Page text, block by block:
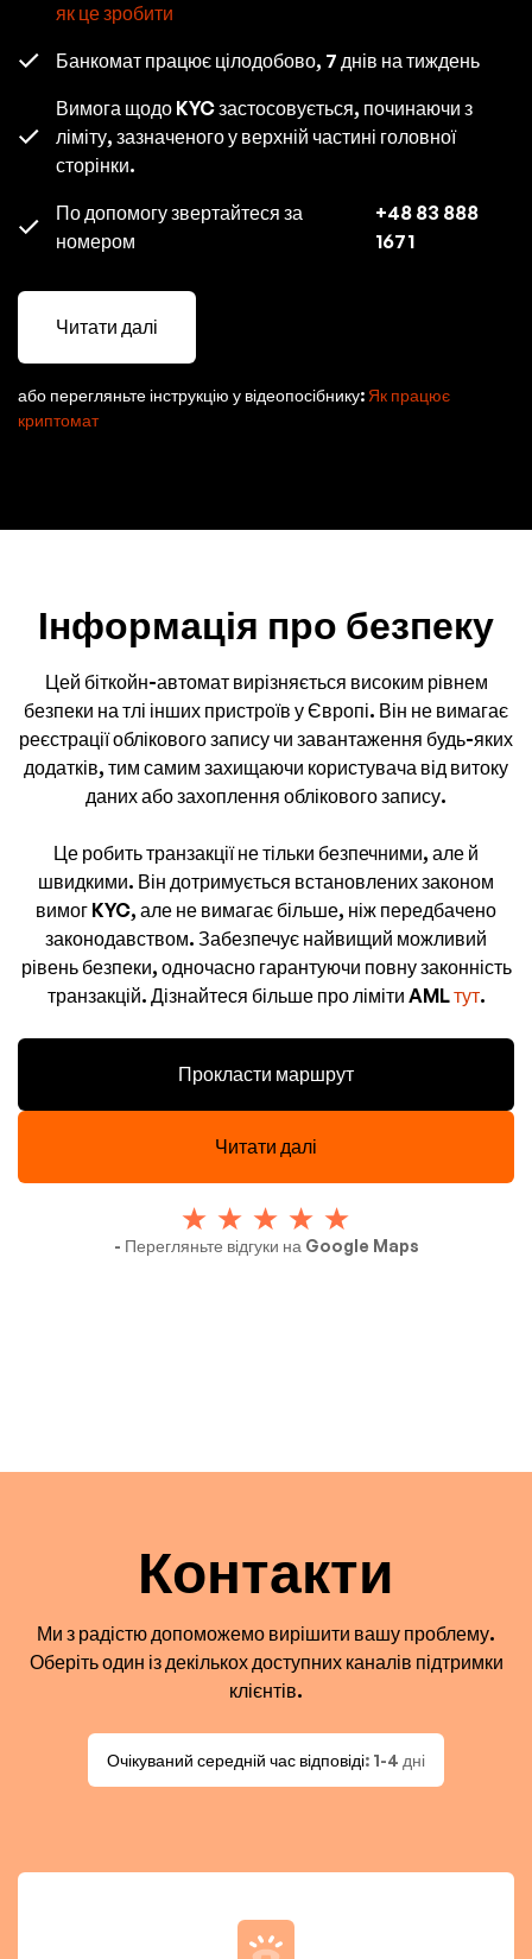
як це зробити
Банкомат працює цілодобово, 7 днів на тиждень
Вимога щодо KYC застосовується, починаючи з
ліміту, зазначеного у верхній частині головної
сторінки.
По допомогу звертайтеся за
номером
+48 83 888
1671
Читати далі
або перегляньте інструкцію у відеопосібнику: Як працює
криптомат
Інформація про безпеку
Цей біткойн-автомат вирізняється високим рівнем
безпеки на тлі інших пристроїв у Європі. Він не вимагає
реєстрації облікового запису чи завантаження будь-яких
додатків, тим самим захищаючи користувача від витоку
даних або захоплення облікового запису.
Це робить транзакції не тільки безпечними, але й
швидкими. Він дотримується встановлених законом
вимог KYC, але не вимагає більше, ніж передбачено
законодавством. Забезпечує найвищий можливий
рівень безпеки, одночасно гарантуючи повну законність
транзакцій. Дізнайтеся більше про ліміти AMLтут.
Прокласти маршрут
Читати далі
- Перегляньте відгуки на Google Maps
Контакти
Ми з радістю допоможемо вирішити вашу проблему.
Оберіть один із декількох доступних каналів підтримки
клієнтів.
Очікуваний середній час відповіді: 1-4 дні